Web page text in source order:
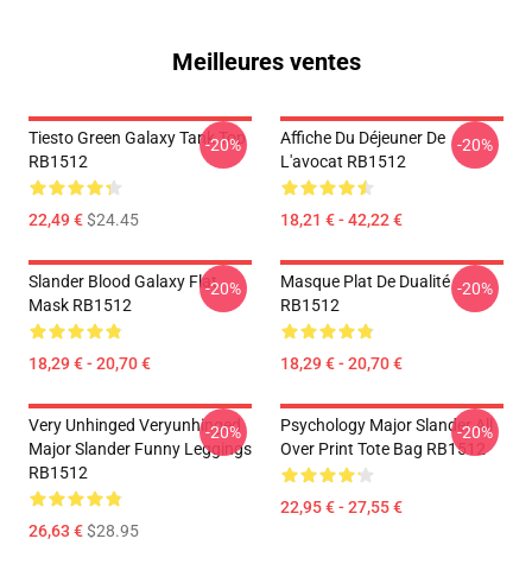
Meilleures ventes
Tiesto Green Galaxy Tank Top
RB1512
22,49 €$24.45
-20%
Affiche Du Déjeuner De
L'avocat RB1512
18,21 € - 42,22 €
-20%
Slander Blood Galaxy Flat
Mask RB1512
18,29 € - 20,70 €
-20%
Masque Plat De Dualité
RB1512
18,29 € - 20,70 €
-20%
Very Unhinged Veryunhinged
Major Slander Funny Leggings
RB1512
26,63 €$28.95
-20%
Psychology Major Slander All
Over Print Tote Bag RB1512
22,95 € - 27,55 €
-20%